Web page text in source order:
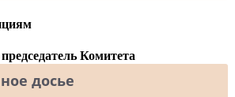
Комитета
досье